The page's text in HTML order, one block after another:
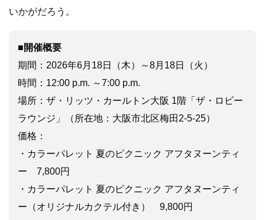
いかがだろう。
■開催概要
期間：2026年6月18日（木）～8月18日（火）
時間：12:00 p.m. ～7:00 p.m.
場所：ザ・リッツ・カールトン大阪 1階「ザ・ロビー
ラウンジ」（所在地：大阪市北区梅田2-5-25）
価格：
・カラーパレット 夏のピクニック アフタヌーンティ
ー 7,800円
・カラーパレット 夏のピクニック アフタヌーンティ
ー（オリジナルカクテル付き） 9,800円